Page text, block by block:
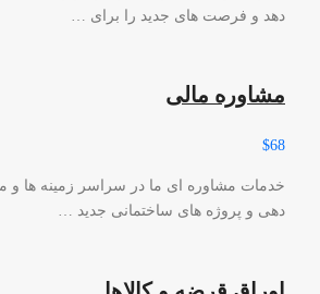
دهد و فرصت های جدید را برای …
مشاوره مالی
$68
خدمات مشاوره ای ما در سراسر زمینه ها و
دهی و پروژه های ساختمانی جدید …